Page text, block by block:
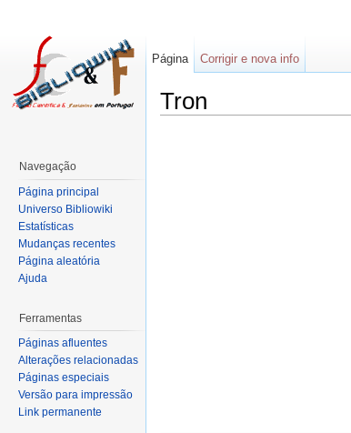
Tron
Página Corrigir e nova info
Navegação
Página principal
Universo Bibliowiki
Estatísticas
Mudanças recentes
Página aleatória
Ajuda
Ferramentas
Páginas afluentes
Alterações relacionadas
Páginas especiais
Versão para impressão
Link permanente